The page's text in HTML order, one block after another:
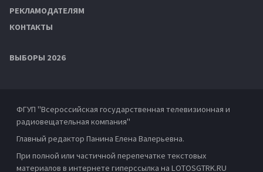
РЕКЛАМОДАТЕЛЯМ
КОНТАКТЫ
ВЫБОРЫ 2026
ФГУП "Всероссийская государственная телевизионная и
радиовещательная компания"
Главный редактор Панина Елена Валерьевна.
При полной или частичной перепечатке текстовых
материалов в интернете гиперссылка на LOTOSGTRK.RU